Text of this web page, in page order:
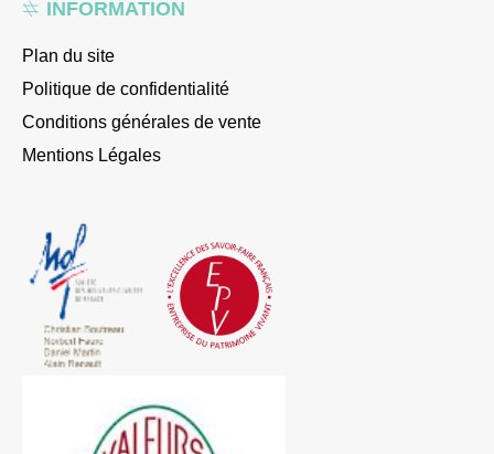
INFORMATION
Plan du site
Politique de confidentialité
Conditions générales de vente
Mentions Légales